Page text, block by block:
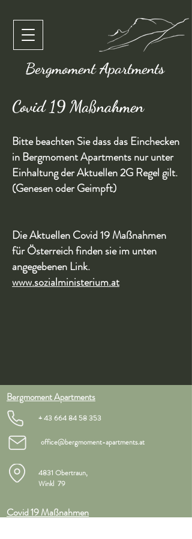
Bergmoment Apartments
Covid 19 Maßnahmen
Bitte beachten Sie dass das Einchecken
in Bergmoment Apartments nur unter
Einhaltung der Aktuellen 2G Regel gilt.
(Genesen oder Geimpft)
Die Aktuellen Covid 19 Maßnahmen
für Österreich finden sie im unten
angegebenen Link.
www.sozialministerium.at
Bergmoment Apartments
+43 664 84 58 353
office@bergmoment-apartments.at
4831 Obertraun,
Winkl 79
Covid 19 Maßnahmen